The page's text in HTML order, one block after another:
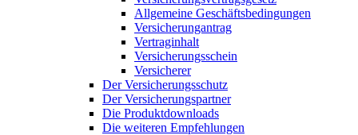
Allgemeine Geschäftsbedingungen
Versicherungantrag
Vertraginhalt
Versicherungsschein
Versicherer
Der Versicherungsschutz
Der Versicherungspartner
Die Produktdownloads
Die weiteren Empfehlungen